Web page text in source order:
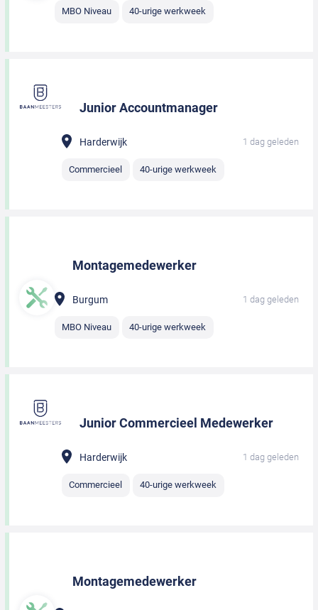
MBO Niveau 40-urige werkweek
Junior Accountmanager
Harderwijk 1 dag geleden
Commercieel 40-urige werkweek
Montagemedewerker
Burgum 1 dag geleden
MBO Niveau 40-urige werkweek
Junior Commercieel Medewerker
Harderwijk 1 dag geleden
Commercieel 40-urige werkweek
Montagemedewerker